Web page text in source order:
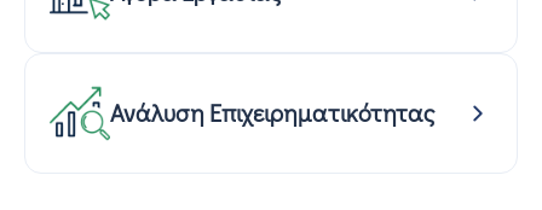
Ανάλυση Επιχειρηματικότητας